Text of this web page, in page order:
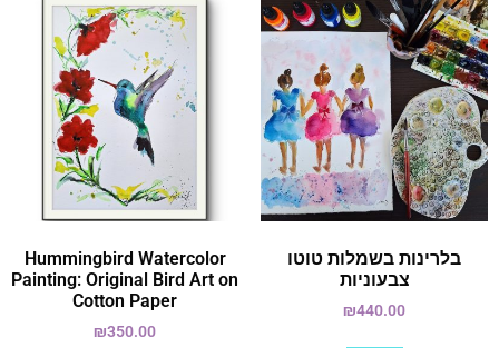
בלרינות בשמלות טוטו
צבעוניות
₪440.00
Hummingbird Watercolor
Painting: Original Bird Art on
Cotton Paper
₪350.00